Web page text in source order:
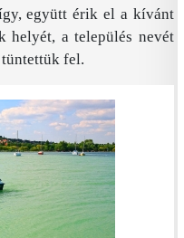
együtt érik el a kívánt
helyét, a település nevét
tüntettük fel.